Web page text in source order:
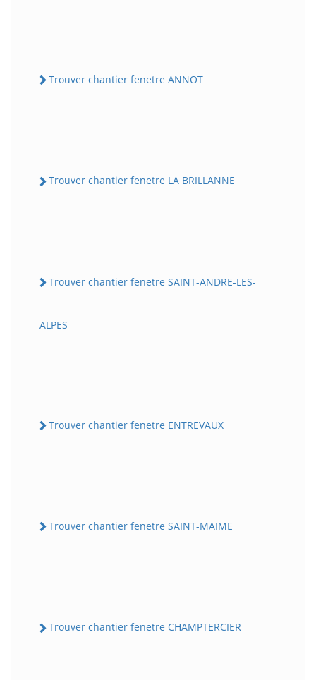
Trouver chantier fenetre ANNOT
Trouver chantier fenetre LA BRILLANNE
Trouver chantier fenetre SAINT-ANDRE-LES-
ALPES
Trouver chantier fenetre ENTREVAUX
Trouver chantier fenetre SAINT-MAIME
Trouver chantier fenetre CHAMPTERCIER